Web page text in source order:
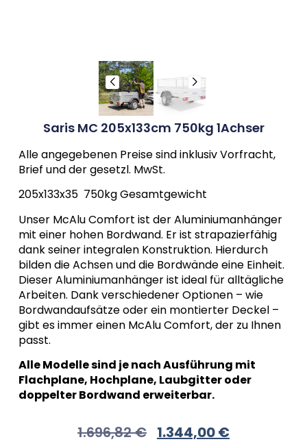
Saris MC 205x133cm 750kg 1Achser
Alle angegebenen Preise sind inklusiv Vorfracht,
Brief und der gesetzl. MwSt.
205x133x35 750kg Gesamtgewicht
Unser McAlu Comfort ist der Aluminiumanhänger
mit einer hohen Bordwand. Er ist strapazierfähig
dank seiner integralen Konstruktion. Hierdurch
bilden die Achsen und die Bordwände eine Einheit.
Dieser Aluminiumanhänger ist ideal für alltägliche
Arbeiten. Dank verschiedener Optionen – wie
Bordwandaufsätze oder ein montierter Deckel –
gibt es immer einen McAlu Comfort, der zu Ihnen
passt.
Alle Modelle sind je nach Ausführung mit
Flachplane, Hochplane, Laubgitter oder
doppelter Bordwand erweiterbar.
1.696,82€ 1.344,00€